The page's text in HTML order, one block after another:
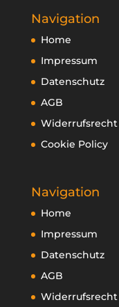
Navigation
Home
Impressum
Datenschutz
AGB
Cookie Policy
Navigation
Home
Impressum
Datenschutz
AGB